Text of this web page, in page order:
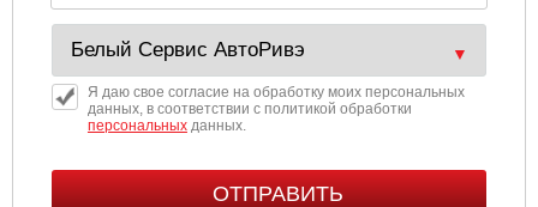
Я даю свое согласие на обработку моих персональных
данных, в соответствии с политикой обработки
персональныхданных.